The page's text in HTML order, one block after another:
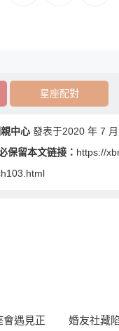
星座配對
中心 發表于2020 年 7
保留本文链接： https://
會遇見正
婚友社藏